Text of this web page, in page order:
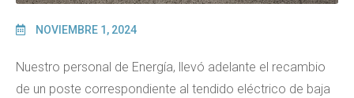
NOVIEMBRE 1, 2024
Nuestro personal de Energía, llevó adelante el recambio
de un poste correspondiente al tendido eléctrico de baja